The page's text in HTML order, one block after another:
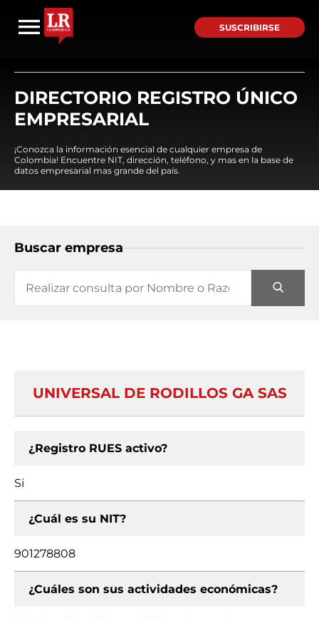
SUSCRIBIRSE
DIRECTORIO REGISTRO ÚNICO
EMPRESARIAL
¡Conozca la información esencial de cualquier empresa de
Colombia! Encuentre NIT, dirección, teléfono, y mas en la base de
datos empresarial mas grande del país.
Buscar empresa
UNIVERSAL DE RODILLOS GA SAS
¿Registro RUES activo?
Si
¿Cuál es su NIT?
901278808
¿Cuáles son sus actividades económicas?